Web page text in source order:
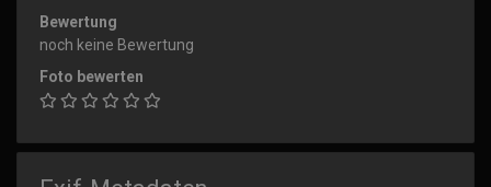
Bewertung
noch keine Bewertung
Foto bewerten